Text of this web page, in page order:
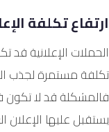
ارتفاع تكلفة
الحملات الإعلانية
تكلفة مستمرة لجذب
فالمشكلة قد لا تكون
يستقبل عليها الإعلان